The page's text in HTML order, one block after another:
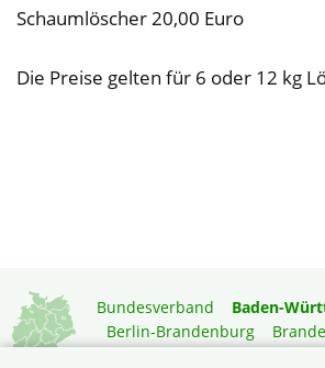
Schaumlöscher 20,00 Euro
Die Preise gelten für 6 oder 12 kg
Bundesverband Baden-
Berlin-Brandenburg